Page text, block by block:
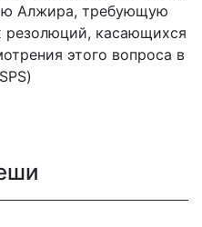
Алжира, требующую
касающихся
этого вопроса в